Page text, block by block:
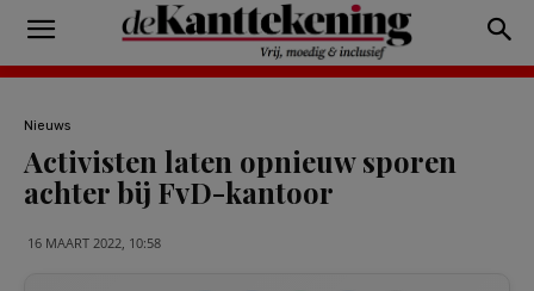
Nieuws
Activisten laten opnieuw sporen
achter bij FvD-kantoor
16 MAART 2022, 10:58